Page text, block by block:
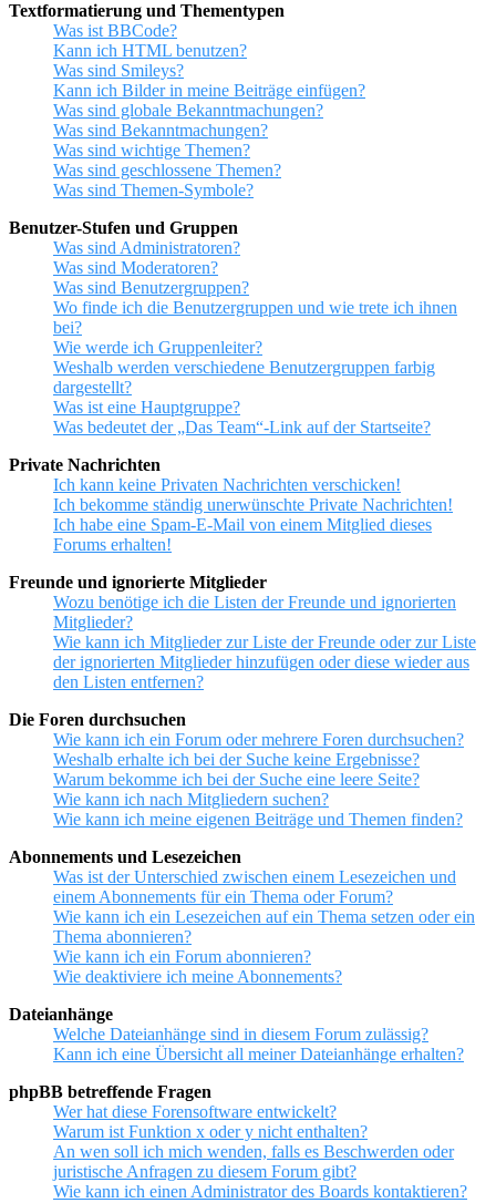
Textformatierung und Thementypen
Was ist BBCode?
Kann ich HTML benutzen?
Was sind Smileys?
Kann ich Bilder in meine Beiträge einfügen?
Was sind globale Bekanntmachungen?
Was sind Bekanntmachungen?
Was sind wichtige Themen?
Was sind geschlossene Themen?
Was sind Themen-Symbole?
Benutzer-Stufen und Gruppen
Was sind Administratoren?
Was sind Moderatoren?
Was sind Benutzergruppen?
Wo finde ich die Benutzergruppen und wie trete ich ihnen
bei?
Wie werde ich Gruppenleiter?
Weshalb werden verschiedene Benutzergruppen farbig
dargestellt?
Was ist eine Hauptgruppe?
Was bedeutet der „Das Team“-Link auf der Startseite?
Private Nachrichten
Ich kann keine Privaten Nachrichten verschicken!
Ich bekomme ständig unerwünschte Private Nachrichten!
Ich habe eine Spam-E-Mail von einem Mitglied dieses
Forums erhalten!
Freunde und ignorierte Mitglieder
Wozu benötige ich die Listen der Freunde und ignorierten
Mitglieder?
Wie kann ich Mitglieder zur Liste der Freunde oder zur Liste
der ignorierten Mitglieder hinzufügen oder diese wieder aus
den Listen entfernen?
Die Foren durchsuchen
Wie kann ich ein Forum oder mehrere Foren durchsuchen?
Weshalb erhalte ich bei der Suche keine Ergebnisse?
Warum bekomme ich bei der Suche eine leere Seite?
Wie kann ich nach Mitgliedern suchen?
Wie kann ich meine eigenen Beiträge und Themen finden?
Abonnements und Lesezeichen
Was ist der Unterschied zwischen einem Lesezeichen und
einem Abonnements für ein Thema oder Forum?
Wie kann ich ein Lesezeichen auf ein Thema setzen oder ein
Thema abonnieren?
Wie kann ich ein Forum abonnieren?
Wie deaktiviere ich meine Abonnements?
Dateianhänge
Welche Dateianhänge sind in diesem Forum zulässig?
Kann ich eine Übersicht all meiner Dateianhänge erhalten?
phpBB betreffende Fragen
Wer hat diese Forensoftware entwickelt?
Warum ist Funktion x oder y nicht enthalten?
An wen soll ich mich wenden, falls es Beschwerden oder
juristische Anfragen zu diesem Forum gibt?
Wie kann ich einen Administrator des Boards kontaktieren?